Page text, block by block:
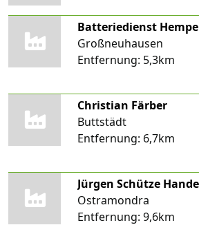
Batteriedienst Hempe
Großneuhausen
Entfernung: 5,3km
Christian Färber
Buttstädt
Entfernung: 6,7km
Ostramondra
Entfernung: 9,6km